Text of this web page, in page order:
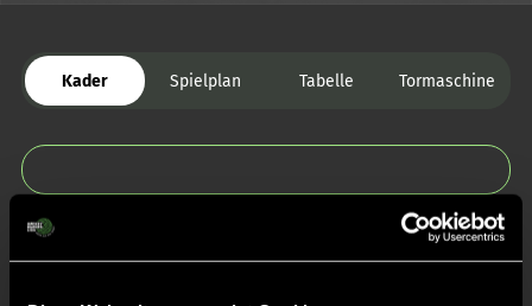
Kader Spielplan Tabelle Tormaschine